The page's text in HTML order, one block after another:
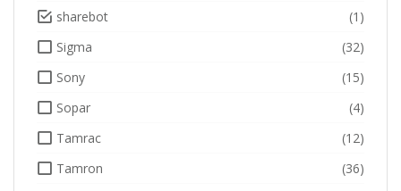
sharebot
(1)
Sigma
(32)
Sony
(15)
Sopar
(4)
Tamrac
(12)
Tamron
(36)